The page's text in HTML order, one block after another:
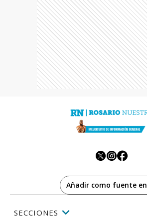
Añadir como fuente en
SECCIONES